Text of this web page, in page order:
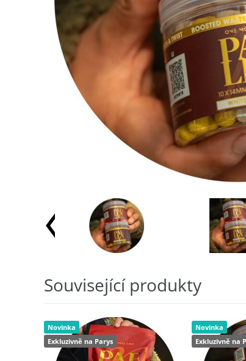
Související produkty
Novinka
Exkluzivně na Parys
Novinka
Exkluzivně na